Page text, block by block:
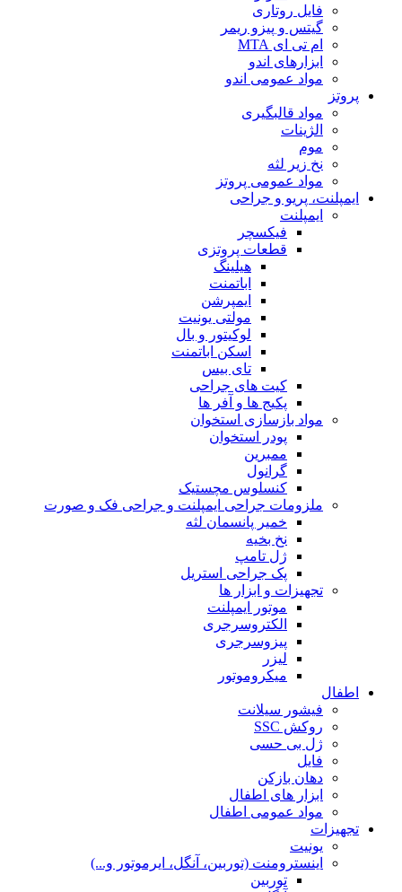
فایل روتاری
گیتس و پیزو ریمر
ام تی ای MTA
ابزارهای اندو
مواد عمومی اندو
پروتز
مواد قالبگیری
الژینات
موم
نخ زیر لثه
مواد عمومی پروتز
ایمپلنت، پریو و جراحی
ایمپلنت
فیکسچر
قطعات پروتزی
هیلینگ
اباتمنت
ایمپرشن
مولتی یونیت
لوکیتور و بال
اسکن اباتمنت
تای بیس
کیت های جراحی
پکیج ها و آفر ها
مواد بازسازی استخوان
پودر استخوان
ممبرین
گرانول
کنسلوس مچستیک
ملزومات جراحی ایمپلنت و جراحی فک و صورت
خمیر پانسمان لثه
نخ بخیه
ژل تامپ
پک جراحی استریل
تجهیزات و ابزار ها
موتور ایمپلنت
الکتروسرجری
پیزوسرجری
لیزر
میکروموتور
اطفال
فیشور سیلانت
روکش SSC
ژل بی حسی
فایل
دهان بازکن
ابزار های اطفال
مواد عمومی اطفال
تجهیزات
یونیت
اینسترومنت (توربین، آنگل، ایرموتور و...)
توربین